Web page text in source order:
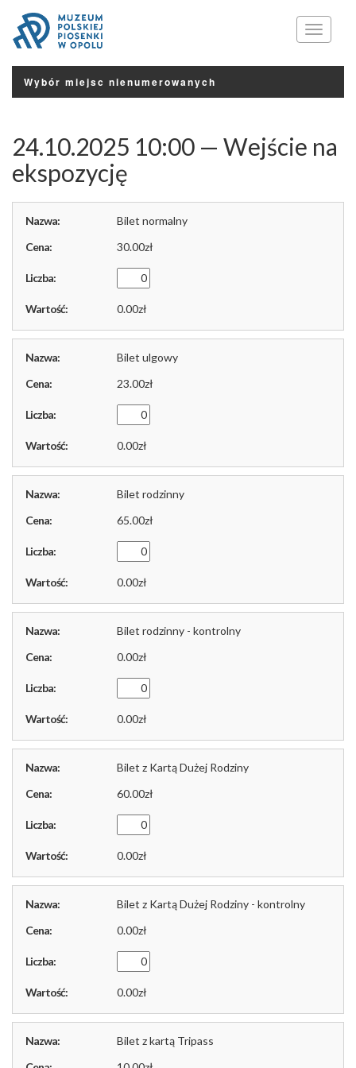
Menu
Wybór miejsc nienumerowanych
24.10.2025 10:00 — Wejście na
ekspozycję
Bilet normalny
30.00
0.00
Bilet ulgowy
23.00
0.00
Bilet rodzinny
65.00
0.00
Bilet rodzinny - kontrolny
0.00
0.00
Bilet z Kartą Dużej Rodziny
60.00
0.00
Bilet z Kartą Dużej Rodziny - kontrolny
0.00
0.00
Bilet z kartą Tripass